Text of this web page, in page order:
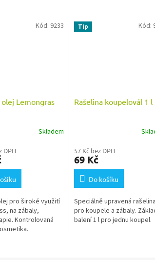
Lemongras
Skladem
DPH
pro široké využití
na zábaly,
Kontrolovaná
Kód: 9233 Tip
Rašelina koupelovál 1 l
produktu
je
5,0
5
hvězdiček.
57 Kč bez DPH
69 Kč
Do košíku
Speciálně upravená rašelina
pro koupele a zábaly.
balení 1 l pro jednu koupel.
Kód: